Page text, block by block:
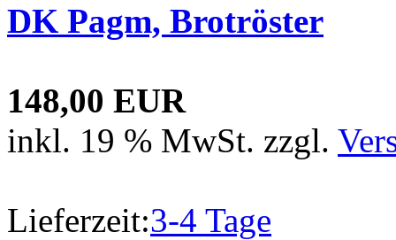
DK Pagm, Brotröster
148,00 EUR
inkl. 19 % MwSt. zzgl.
Lieferzeit:3-4 Tage